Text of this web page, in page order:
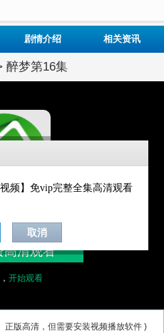
剧情介绍 相关资讯
醉梦第16集
正版高清，但需要安装视频播放软件 )